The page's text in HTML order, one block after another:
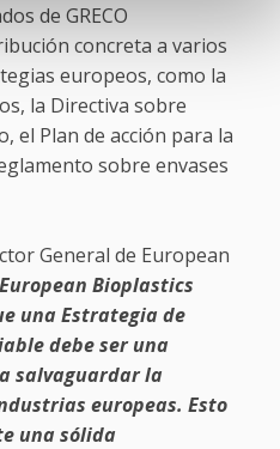
de GRECO
concreta a varios
europeos, como la
la Directiva sobre
el Plan de acción para la
sobre envases
General de European
Bioplastics
una Estrategia de
debe ser una
salvaguardar la
europeas. Esto
una sólida